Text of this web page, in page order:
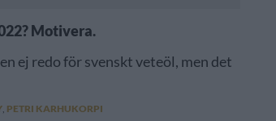
Motivera.
ej redo för svenskt veteöl, men det
PETRI KARHUKORPI